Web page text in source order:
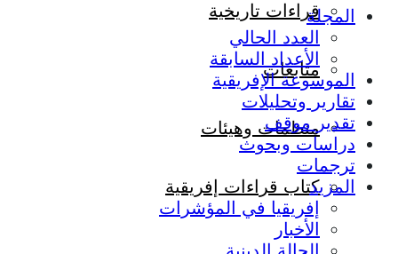
قراءات تاريخية
متابعات
منظمات وهيئات
كتاب قراءات إفريقية
المجلة
العدد الحالي
الأعداد السابقة
الموسوعة الإفريقية
تقارير وتحليلات
تقدير موقف
دراسات وبحوث
ترجمات
المزيد
إفريقيا في المؤشرات
الأخبار